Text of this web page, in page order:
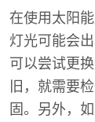
在使用太阳
灯光可能会
可以尝试更
旧，就需要
固。另外，